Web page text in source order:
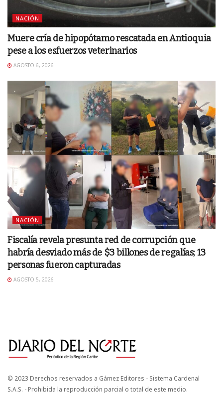
NACIÓN
Muere cría de hipopótamo rescatada en Antioquia
pese a los esfuerzos veterinarios
AGOSTO 6, 2026
NACIÓN
Fiscalía revela presunta red de corrupción que
habría desviado más de $3 billones de regalías; 13
personas fueron capturadas
AGOSTO 5, 2026
© 2023 Derechos reservados a Gámez Editores - Sistema Cardenal
S.A.S. - Prohibida la reproducción parcial o total de este medio.